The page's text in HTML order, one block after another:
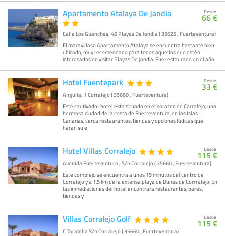
Apartamento Atalaya De Jandia
Calle Los Guanches, 46 Playas De Jandia ( 35625 , Fuerteventura)
El maravilloso Apartamento Atalaya se encuentra bastante bien
ubicado, muy recomendado para todos aquellos que estén
interesados en visitar Playas De Jandia. Fue restaurado en el año
Desde
66 €
Hotel Fuentepark
Anguila, 1 Corralejo ( 35660 , Fuerteventura)
Este cautivador hotel esta situado en el corazon de Corralejo, una
hermosa ciudad de la costa de Fuerteventura, en las Islas
Canarias, cerca restaurantes, tiendas y opciones lúdicas que
haran su e
Desde
33 €
Hotel Villas Corralejo
Avenida Fuerteventura , S/n Corralejo ( 35660 , Fuerteventura)
Este complejo se encuentra a unos 15 minutos del centro de
Corralejo y a 1,5 km de la extensa playa de Dunas de Corrralejo. En
las inmediaciones del hotel encontrara restaurantes, bares,
tiendas y
Desde
115 €
Villas Corralejo Golf
C Tarabilla S/n Corralejo ( 35660 , Fuerteventura)
Desde
115 €